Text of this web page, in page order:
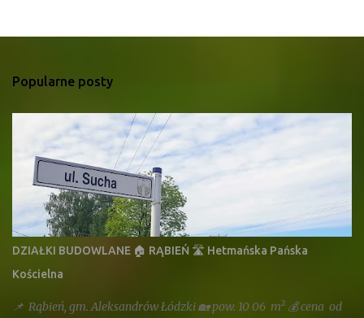
Popularne posty
DZIAŁKI BUDOWLANE 🏠 RĄBIEŃ 🛣 Hetmańska Pańska
Kościelna
📌 Rąbień, gm. Aleksandrów Łódzki 🏡 pow. 10 06 m² 💰 cena od